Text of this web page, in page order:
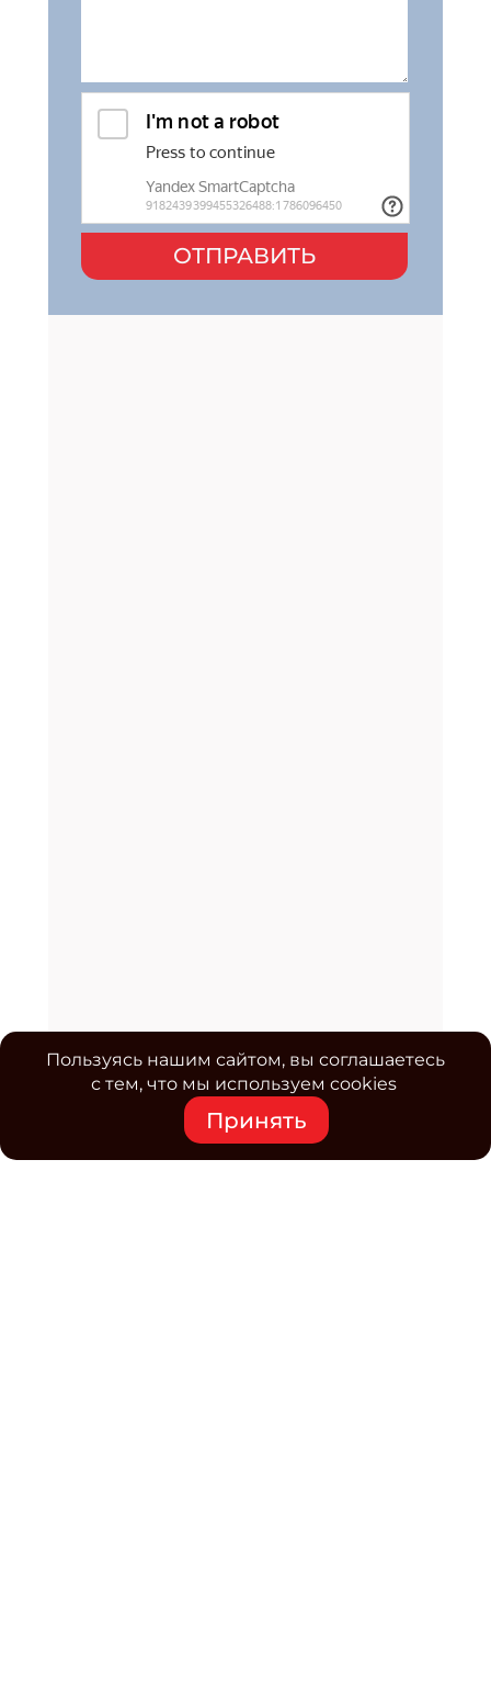
ОТПРАВИТЬ
Пользуясь нашим сайтом, вы соглашаетесь
с тем, что мы используем cookies
Принять